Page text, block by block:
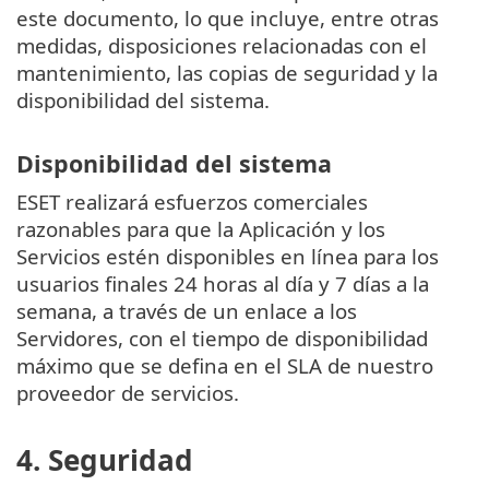
este documento, lo que incluye, entre otras
medidas, disposiciones relacionadas con el
mantenimiento, las copias de seguridad y la
disponibilidad del sistema.
Disponibilidad del sistema
ESET realizará esfuerzos comerciales
razonables para que la Aplicación y los
Servicios estén disponibles en línea para los
usuarios finales 24 horas al día y 7 días a la
semana, a través de un enlace a los
Servidores, con el tiempo de disponibilidad
máximo que se defina en el SLA de nuestro
proveedor de servicios.
4. Seguridad